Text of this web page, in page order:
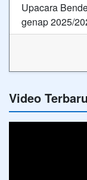
Upacara
genap 2025/
Video Terbaru